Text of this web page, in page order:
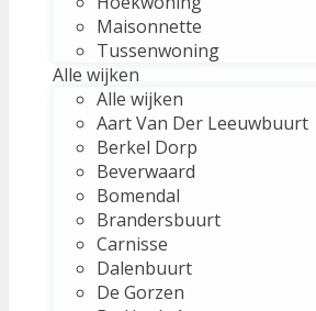
Maisonnette
Tussenwoning
Alle wijken
Alle wijken
Aart Van Der Leeuwbuurt
Berkel Dorp
Beverwaard
Bomendal
Brandersbuurt
Carnisse
Dalenbuurt
De Gorzen